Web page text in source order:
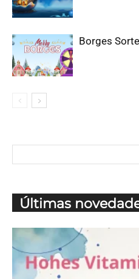
Borges
Últimas